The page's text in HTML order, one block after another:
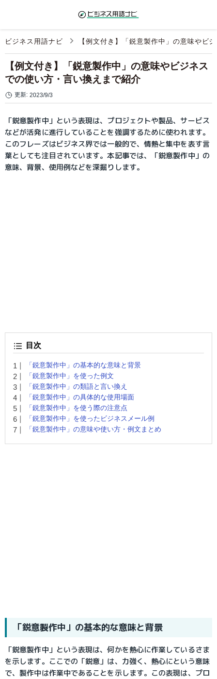
ビジネス用語ナビ 【例文付き】「鋭意製作中」の意味やビ
【例文付き】「鋭意製作中」の意味やビジネス
での使い方・言い換えまで紹介
更新: 2023/9/3
「鋭意製作中」という表現は、プロジェクトや製品、サービス
などが活発に進行していることを強調するために使われます。
このフレーズはビジネス界では一般的で、情熱と集中を表す言
葉としても注目されています。本記事では、「鋭意製作中」の
意味、背景、使用例などを深掘りします。
目次
「鋭意製作中」の基本的な意味と背景
「鋭意製作中」を使った例文
「鋭意製作中」の類語と言い換え
「鋭意製作中」の具体的な使用場面
「鋭意製作中」を使う際の注意点
「鋭意製作中」を使ったビジネスメール例
「鋭意製作中」の意味や使い方・例文まとめ
「鋭意製作中」の基本的な意味と背景
「鋭意製作中」という表現は、何かを熱心に作業しているさま
を示します。ここでの「鋭意」は、力強く、熱心にという意味
で、製作中は作業中であることを示します。この表現は、プロ